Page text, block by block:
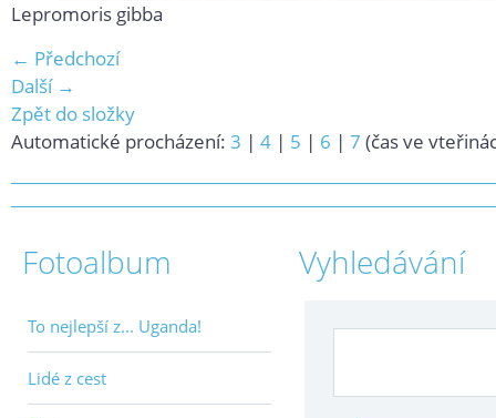
Lepromoris gibba
← Předchozí
Další →
Zpět do složky
Automatické procházení: 3 | 4 | 5 | 6 | 7 (čas ve
Fotoalbum
To nejlepší z... Uganda!
Lidé z cest
Vyhledávání